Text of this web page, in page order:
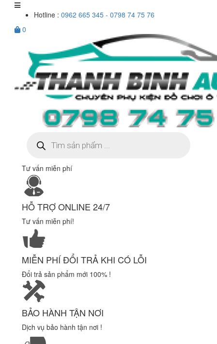
Hotline : 0962 665 345 - 0798 74 75 76
0
kiếm
sản
Tư vấn miễn phí
HỖ TRỢ ONLINE 24/7
Tư vấn miễn phí!
MIỄN PHÍ ĐỔI TRẢ KHI CÓ LỖI
Đổi trả sản phẩm mới 100% !
BẢO HÀNH TẬN NƠI
Dịch vụ bảo hành tận nơi !